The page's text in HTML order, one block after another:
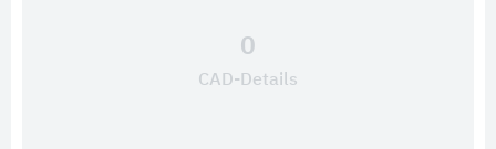
0
CAD-Details